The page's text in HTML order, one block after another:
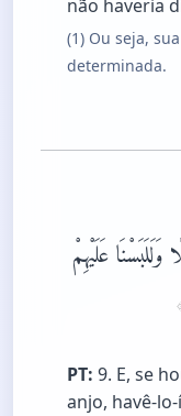
não haveria
(1) Ou seja,
determinada.
عَلَيْهِمْ
PT: 9. E, se
anjo, havê-